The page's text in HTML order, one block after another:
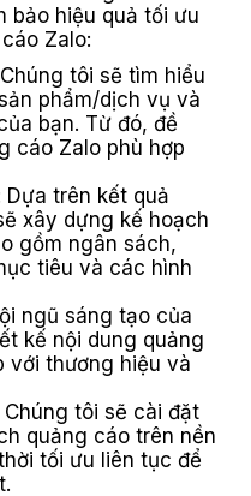
bảo hiệu quả tối ưu
Zalo:
tôi sẽ tìm hiểu
phẩm/dịch vụ và
bạn. Từ đó, đề
cáo Zalo phù hợp
Dựa trên kết quả
xây dựng kế hoạch
gồm ngân sách,
tiêu và các hình
ngũ sáng tạo của
kế nội dung quảng
với thương hiệu và
tôi sẽ cài đặt
quảng cáo trên nền
tối ưu liên tục để